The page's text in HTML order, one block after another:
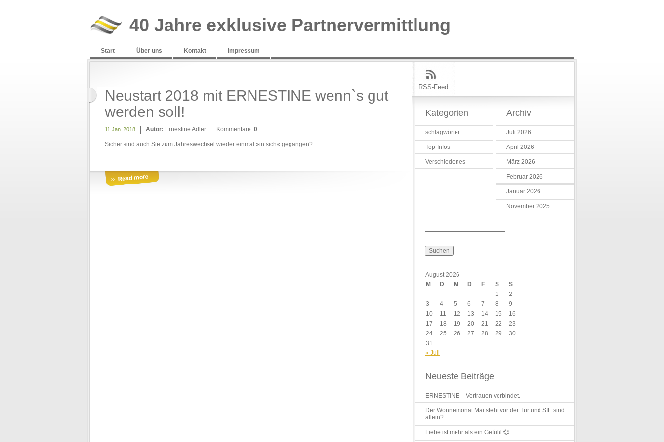
40 Jahre exklusive Partnervermittlung
Start Über uns Kontakt Impressum
Neustart 2018 mit ERNESTINE wenn`s gut
werden soll!
11 Jan. 2018 Autor: Ernestine Adler Kommentare: 0
Sicher sind auch Sie zum Jahreswechsel wieder einmal »in sich« gegangen?
RSS-Feed
Kategorien
schlagwörter
Top-Infos
Verschiedenes
Archiv
Juli 2026
April 2026
März 2026
Februar 2026
Januar 2026
November 2025
August 2026
M
D M D F S
S
1
2
3
4 5 6 7 8
9
10
11 12 13 14 15
16
17
18 19 20 21 22
23
24
25 26 27 28 29
30
31
« Juli
Neueste Beiträge
ERNESTINE – Vertrauen verbindet.
Der Wonnemonat Mai steht vor der Tür und SIE sind
allein?
Liebe ist mehr als ein Gefühl 💞